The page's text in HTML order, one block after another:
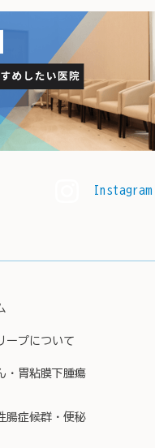
Instagram
ープについて
・胃粘膜下腫瘍
腸症候群・便秘